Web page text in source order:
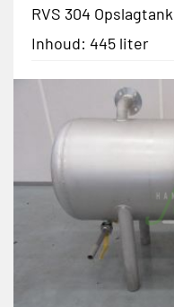
RVS 304 Opslagtank
Inhoud: 445 liter